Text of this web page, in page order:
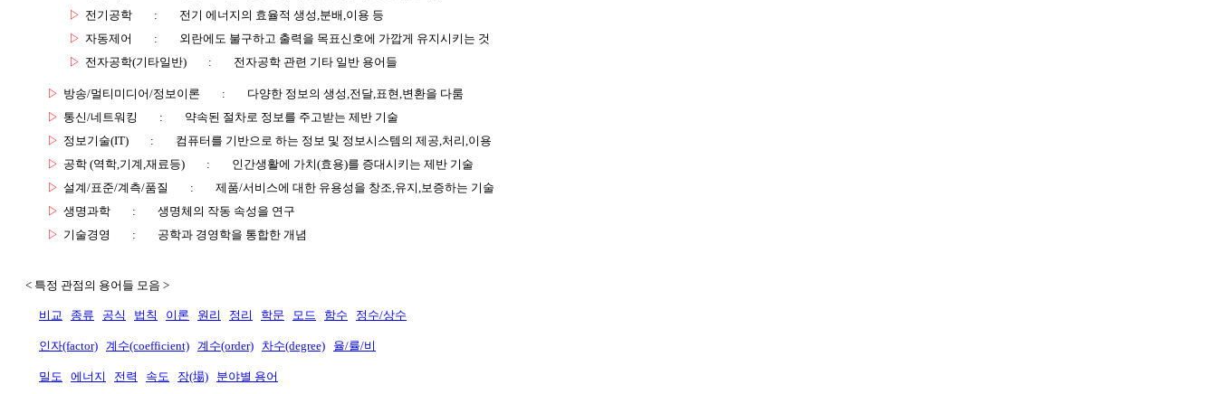
▷ 전기공학 :
전기 에너지의 효율적 생성,분배,이용 등
▷ 자동제어 :
외란에도 불구하고 출력을 목표신호에 가깝게 유지시키는 것
▷ 전자공학(기타일반) : 전자공학 관련 기타 일반 용어들
▷ 방송/멀티미디어/정보이론 :
다양한 정보의 생성,전달,표현,변환을 다룸
▷ 통신/네트워킹 :
약속된 절차로 정보를 주고받는 제반 기술
▷ 정보기술(IT) :
컴퓨터를 기반으로 하는 정보 및 정보시스템의 제공,처리,이용
▷ 공학 (역학,기계,재료등) :
인간생활에 가치(효용)를 증대시키는 제반 기술
▷ 설계/표준/계측/품질 :
제품/서비스에 대한 유용성을 창조,유지,보증하는 기술
▷ 생명과학 :
생명체의 작동 속성을 연구
▷ 기술경영 : 공학과 경영학을 통합한 개념
< 특정 관점의 용어들 모음 >
비교 종류 공식 법칙 이론 원리 정리 학문 모드 함수 정수/상수
인자(factor) 계수(coefficient) 계수(order) 차수(degree) 율/률/비
밀도 에너지 전력 속도 장(場) 분야별 용어